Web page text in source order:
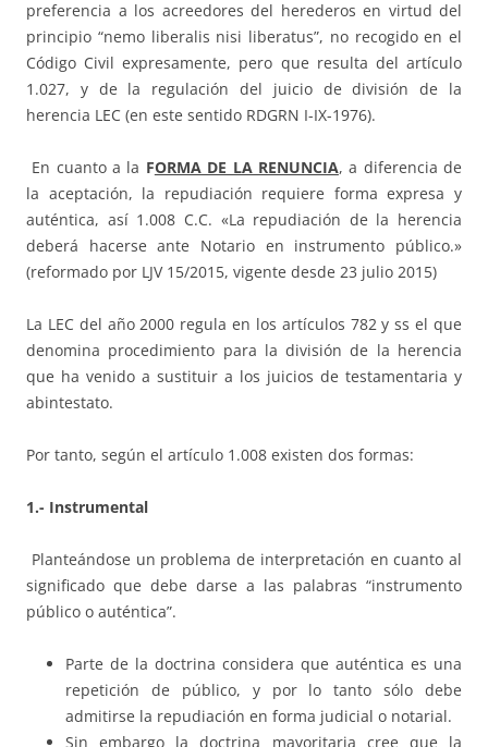
preferencia a los acreedores del herederos en virtud del
principio “nemo liberalis nisi liberatus”, no recogido en el
Código Civil expresamente, pero que resulta del artículo
1.027, y de la regulación del juicio de división de la
herencia LEC (en este sentido RDGRN I-IX-1976).
En cuanto a la FORMA DE LA RENUNCIA, a diferencia de
la aceptación, la repudiación requiere forma expresa y
auténtica, así 1.008 C.C. «La repudiación de la herencia
deberá hacerse ante Notario en instrumento público.»
(reformado por LJV 15/2015, vigente desde 23 julio 2015)
La LEC del año 2000 regula en los artículos 782 y ss el que
denomina procedimiento para la división de la herencia
que ha venido a sustituir a los juicios de testamentaria y
abintestato.
Por tanto, según el artículo 1.008 existen dos formas:
1.- Instrumental
Planteándose un problema de interpretación en cuanto al
significado que debe darse a las palabras “instrumento
público o auténtica”.
Parte de la doctrina considera que auténtica es una
repetición de público, y por lo tanto sólo debe
admitirse la repudiación en forma judicial o notarial.
Sin embargo la doctrina mayoritaria cree que la